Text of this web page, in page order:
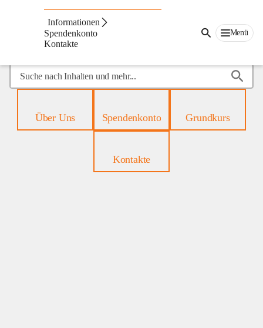
Informationen
Spendenkonto
Kontakte
Menü
Suche
nach
mehr...Über Uns Spendenkonto Grundkurs
Kontakte